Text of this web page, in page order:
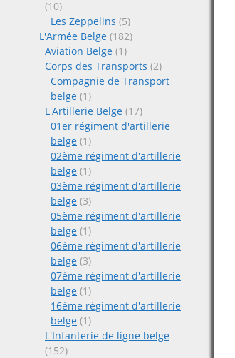
(10)
Les Zeppelins (5)
L'Armée Belge (182)
Aviation Belge (1)
Corps des Transports (2)
Compagnie de Transport
belge (1)
L'Artillerie Belge (17)
01er régiment d'artillerie
belge (1)
02ème régiment d'artillerie
belge (1)
03ème régiment d'artillerie
belge (3)
05ème régiment d'artillerie
belge (1)
06ème régiment d'artillerie
belge (3)
07ème régiment d'artillerie
belge (1)
16ème régiment d'artillerie
belge (1)
L'Infanterie de ligne belge
(152)